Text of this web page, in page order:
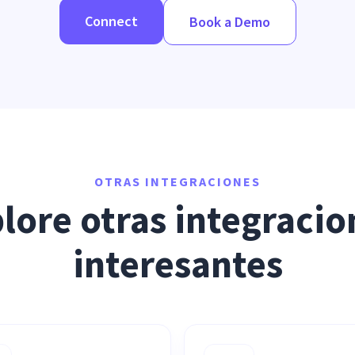
Connect Book a Demo
OTRAS INTEGRACIONES
otras
interesantes